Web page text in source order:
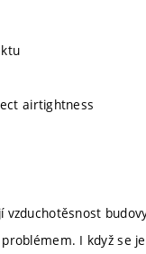
airtightness
I když se